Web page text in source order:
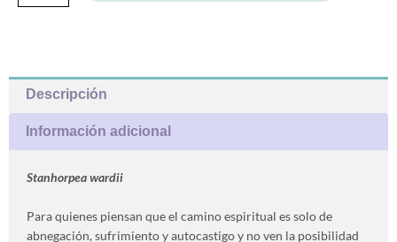
Descripción
Información adicional
Stanhorpea wardii
Para quienes piensan que el camino espiritual es solo de
abnegación, sufrimiento y autocastigo y no ven la posibilidad